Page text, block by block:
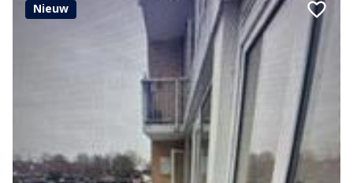
Nieuw